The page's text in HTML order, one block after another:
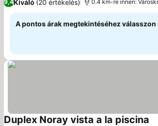
9,4Kiváló (20 értékelés) 0.4 km-re innen:
A pontos árak megtekintéséhez
Duplex Noray vista a la piscina